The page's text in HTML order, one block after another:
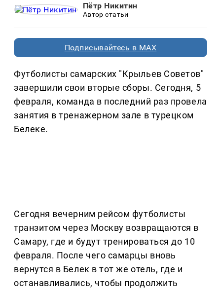
Пётр Никитин
Автор статьи
Подписывайтесь в MAX
Футболисты самарских "Крыльев Советов"
завершили свои вторые сборы. Сегодня, 5
февраля, команда в последний раз провела
занятия в тренажерном зале в турецком
Белеке.
Сегодня вечерним рейсом футболисты
транзитом через Москву возвращаются в
Самару, где и будут тренироваться до 10
февраля. После чего самарцы вновь
вернутся в Белек в тот же отель, где и
останавливались, чтобы продолжить